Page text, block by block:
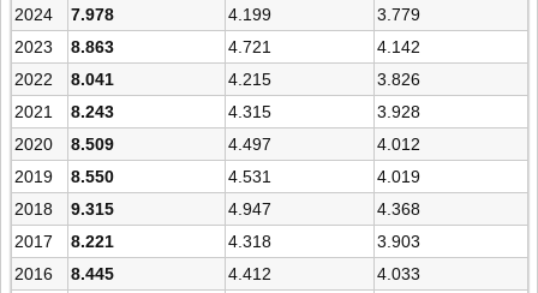
2024
7.978 4.199
3.779
2023
8.863 4.721
4.142
2022
8.041 4.215
3.826
2021
8.243 4.315
3.928
2020
8.509 4.497
4.012
2019
8.550 4.531
4.019
2018
9.315 4.947
4.368
2017
8.221 4.318
3.903
2016
8.445 4.412
4.033